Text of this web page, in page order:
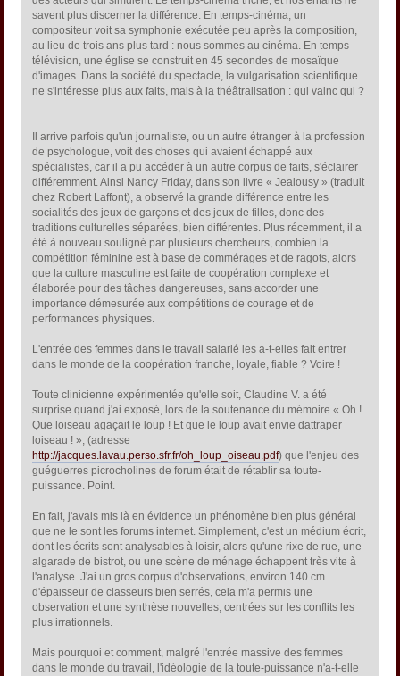
savent plus discerner la différence. En temps-cinéma, un
compositeur voit sa symphonie exécutée peu après la composition,
au lieu de trois ans plus tard : nous sommes au cinéma. En temps-
télévision, une église se construit en 45 secondes de mosaïque
d'images. Dans la société du spectacle, la vulgarisation scientifique
ne s'intéresse plus aux faits, mais à la théâtralisation : qui vainc qui ?
Il arrive parfois qu'un journaliste, ou un autre étranger à la profession
de psychologue, voit des choses qui avaient échappé aux
spécialistes, car il a pu accéder à un autre corpus de faits, s'éclairer
différemment. Ainsi Nancy Friday, dans son livre « Jealousy » (traduit
chez Robert Laffont), a observé la grande différence entre les
socialités des jeux de garçons et des jeux de filles, donc des
traditions culturelles séparées, bien différentes. Plus récemment, il a
été à nouveau souligné par plusieurs chercheurs, combien la
compétition féminine est à base de commérages et de ragots, alors
que la culture masculine est faite de coopération complexe et
élaborée pour des tâches dangereuses, sans accorder une
importance démesurée aux compétitions de courage et de
performances physiques.
L'entrée des femmes dans le travail salarié les a-t-elles fait entrer
dans le monde de la coopération franche, loyale, fiable ? Voire !
Toute clinicienne expérimentée qu'elle soit, Claudine V. a été
surprise quand j'ai exposé, lors de la soutenance du mémoire « Oh !
Que loiseau agaçait le loup ! Et que le loup avait envie dattraper
loiseau ! », (adresse
http://jacques.lavau.perso.sfr.fr/oh_loup_oiseau.pdf) que l'enjeu des
guéguerres picrocholines de forum était de rétablir sa toute-
puissance. Point.
En fait, j'avais mis là en évidence un phénomène bien plus général
que ne le sont les forums internet. Simplement, c'est un médium écrit,
dont les écrits sont analysables à loisir, alors qu'une rixe de rue, une
algarade de bistrot, ou une scène de ménage échappent très vite à
l'analyse. J'ai un gros corpus d'observations, environ 140 cm
d'épaisseur de classeurs bien serrés, cela m'a permis une
observation et une synthèse nouvelles, centrées sur les conflits les
plus irrationnels.
Mais pourquoi et comment, malgré l'entrée massive des femmes
dans le monde du travail, l'idéologie de la toute-puissance n'a-t-elle